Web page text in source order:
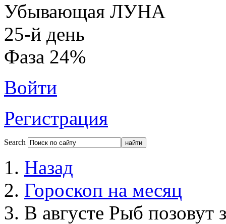
Убывающая ЛУНА
25-й день
Фаза 24%
Войти
Регистрация
Search
Назад
Гороскоп на месяц
В августе Рыб позовут